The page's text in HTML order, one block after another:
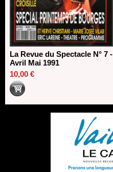
La Revue du Spectacle N° 7 -
Avril Mai 1991
10,00 €